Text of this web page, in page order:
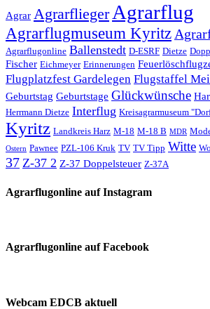
Agrar Agrarflieger Agrarflug
Agrarflugmuseum Kyritz
Agrarflugonline Ballenstedt D-ESRF Dietze
Fischer Eichmeyer Erinnerungen
Flugplatzfest Gardelegen Flugstaffel
Geburtstag Geburtstage Glückwünsche
Herrmann Dietze Interflug Kreisagrarmuseum
Kyritz Landkreis Harz M-18 M-18 B MDR
Ostern Pawnee PZL-106 Kruk TV TV Tipp Witte
37 Z-37 2 Z-37 Doppelsteuer Z-37A
Agrarflugonline auf Instagram
Agrarflugonline auf Facebook
Webcam EDCB aktuell